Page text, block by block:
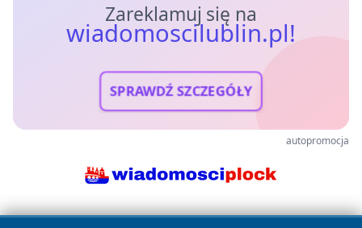
Zareklamuj się na
wiadomoscilublin.pl!
SPRAWDŹ SZCZEGÓŁY
autopromocja